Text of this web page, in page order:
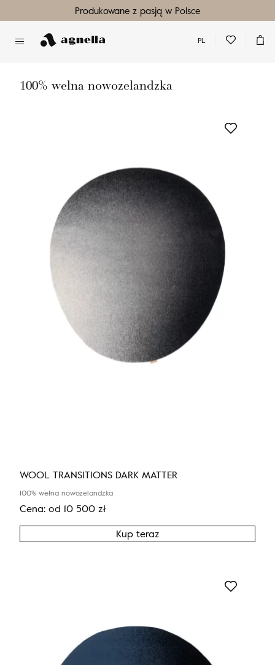
Produkowane z pasją w Polsce
PL
100% wełna nowozelandzka
WOOL TRANSITIONS DARK MATTER
100% wełna nowozelandzka
Cena: od 10 500 zł
Kup teraz